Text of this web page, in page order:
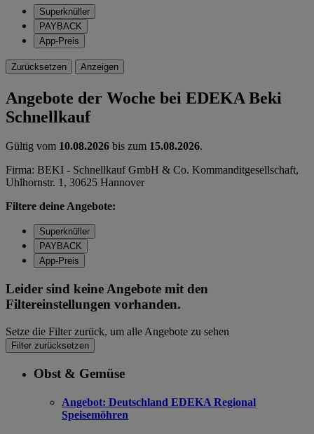
Superknüller
PAYBACK
App-Preis
Zurücksetzen Anzeigen
Angebote der Woche bei EDEKA Beki
Schnellkauf
Gültig vom 10.08.2026 bis zum 15.08.2026.
Firma: BEKI - Schnellkauf GmbH & Co. Kommanditgesellschaft,
Uhlhornstr. 1, 30625 Hannover
Filtere deine Angebote:
Superknüller
PAYBACK
App-Preis
Leider sind keine Angebote mit den
Filtereinstellungen vorhanden.
Setze die Filter zurück, um alle Angebote zu sehen
Filter zurücksetzen
Obst & Gemüse
Angebot: Deutschland EDEKA Regional
Speisemöhren